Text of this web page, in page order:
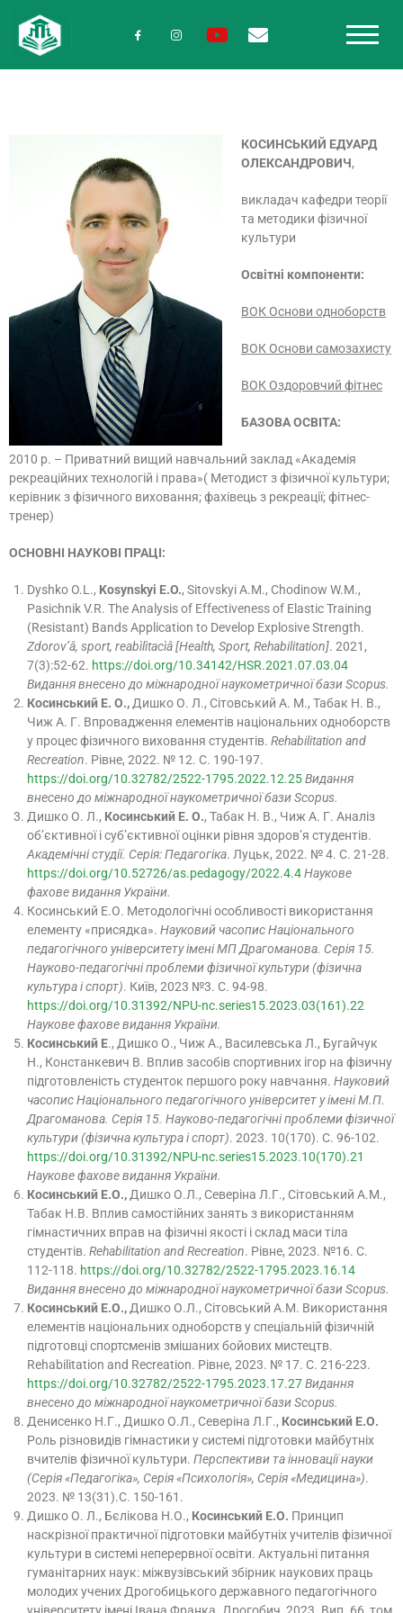
КОСИНСЬКИЙ ЕДУАРД
ОЛЕКСАНДРОВИЧ,
викладач кафедри теорії
та методики фізичної
культури
Освітні компоненти:
ВОК Основи одноборств
ВОК Основи самозахисту
ВОК Оздоровчий фітнес
БАЗОВА ОСВІТА:
2010 р. – Приватний вищий навчальний заклад «Академія
рекреаційних технологій і права»( Методист з фізичної культури;
керівник з фізичного виховання; фахівець з рекреації; фітнес-
тренер)
ОСНОВНІ НАУКОВІ ПРАЦІ:
Dyshko O.L., Kosynskyi E.O., Sitovskyi A.M., Chodinow W.M.,
Pasichnik V.R. The Analysis of Effectiveness of Elastic Training
(Resistant) Bands Application to Develop Explosive Strength.
Zdorov’â, sport, reabìlìtacìâ [Health, Sport, Rehabilitation]. 2021,
7(3):52-62. https://doi.org/10.34142/HSR.2021.07.03.04
Видання внесено до міжнародної наукометричної бази Scopus.
Косинський Е. О.,Дишко О. Л., Сітовський А. М., Табак Н. В.,
Чиж А. Г. Впровадження елементів національних одноборств
у процес фізичного виховання студентів. Rehabilitation and
Recreation. Рівне, 2022. № 12. С. 190-197.
https://doi.org/10.32782/2522-1795.2022.12.25Видання
внесено до міжнародної наукометричної бази Scopus.
Дишко О. Л., Косинський Е. О., Табак Н. В., Чиж А. Г. Аналіз
об’єктивної і суб’єктивної оцінки рівня здоров’я студентів.
Академічні студії. Серія: Педагогіка. Луцьк, 2022. № 4. C. 21-28.
https://doi.org/10.52726/as.pedagogy/2022.4.4Наукове
фахове видання України.
Косинський Е.О. Методологічні особливості використання
елементу «присядка». Науковий часопис Національного
педагогічного університету імені МП Драгоманова. Серія 15.
Науково-педагогічні проблеми фізичної культури (фізична
культура і спорт). Київ, 2023 №3. С. 94-98.
https://doi.org/10.31392/NPU-nc.series15.2023.03(161).22
Наукове фахове видання України.
Косинський Е., Дишко О., Чиж А., Василевська Л., Бугайчук
Н., Констанкевич В. Вплив засобів спортивних ігор на фізичну
підготовленість студенток першого року навчання. Науковий
часопис Національного педагогічного університет у імені М.П.
Драгоманова. Серія 15. Науково-педагогічні проблеми фізичної
культури (фізична культура і спорт). 2023. 10(170). С. 96-102.
https://doi.org/10.31392/NPU-nc.series15.2023.10(170).21
Наукове фахове видання України.
Косинський Е.О.,Дишко О.Л., Северіна Л.Г., Сітовський А.М.,
Табак Н.В. Вплив самостійних занять з використанням
гімнастичних вправ на фізичні якості і склад маси тіла
студентів. Rehabilitation and Recreation. Рівне, 2023. №16. С.
112-118. https://doi.org/10.32782/2522-1795.2023.16.14
Видання внесено до міжнародної наукометричної бази Scopus.
Косинський Е.О.,Дишко О.Л., Сітовський А.М. Використання
елементів національних одноборств у спеціальній фізичній
підготовці спортсменів змішаних бойових мистецтв.
Rehabilitation and Recreation. Рівне, 2023. № 17. С. 216-223.
https://doi.org/10.32782/2522-1795.2023.17.27Видання
внесено до міжнародної наукометричної бази Scopus.
Денисенко Н.Г., Дишко О.Л., Северіна Л.Г., Косинський Е.О.
Роль різновидів гімнастики у системі підготовки майбутніх
вчителів фізичної культури. Перспективи та інновації науки
(Серія «Педагогіка», Серія «Психологія», Серія «Медицина»).
2023. № 13(31).С. 150-161.
Дишко О. Л., Бєлікова Н.О., Косинський Е.О. Принцип
наскрізної практичної підготовки майбутніх учителів фізичної
культури в системі неперервної освіти. Актуальні питання
гуманітарних наук: міжвузівський збірник наукових праць
молодих учених Дрогобицького державного педагогічного